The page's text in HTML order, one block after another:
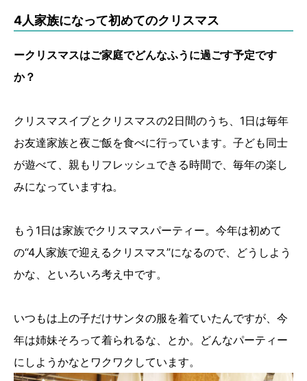
4人家族になって初めてのクリスマス
ークリスマスはご家庭でどんなふうに過ごす予定です
か？
クリスマスイブとクリスマスの2日間のうち、1日は毎年
お友達家族と夜ご飯を食べに行っています。子ども同士
が遊べて、親もリフレッシュできる時間で、毎年の楽し
みになっていますね。
もう1日は家族でクリスマスパーティー。今年は初めて
の“4人家族で迎えるクリスマス”になるので、どうしよう
かな、といろいろ考え中です。
いつもは上の子だけサンタの服を着ていたんですが、今
年は姉妹そろって着られるな、とか。どんなパーティー
にしようかなとワクワクしています。